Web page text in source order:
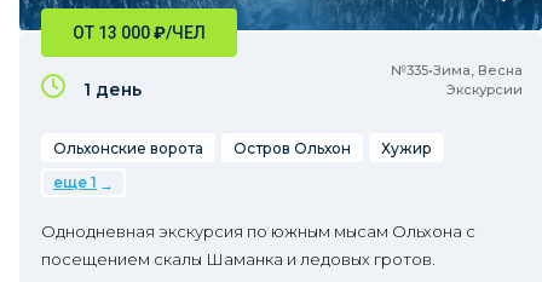
№335•Зима, Весна
Экскурсии
ОТ 13 000₽/ЧЕЛ
1 день
Ольхонские ворота Остров Ольхон
Хужир
еще 1
Однодневная экскурсия по южным мысам Ольхона с
посещением скалы Шаманка и ледовых гротов.